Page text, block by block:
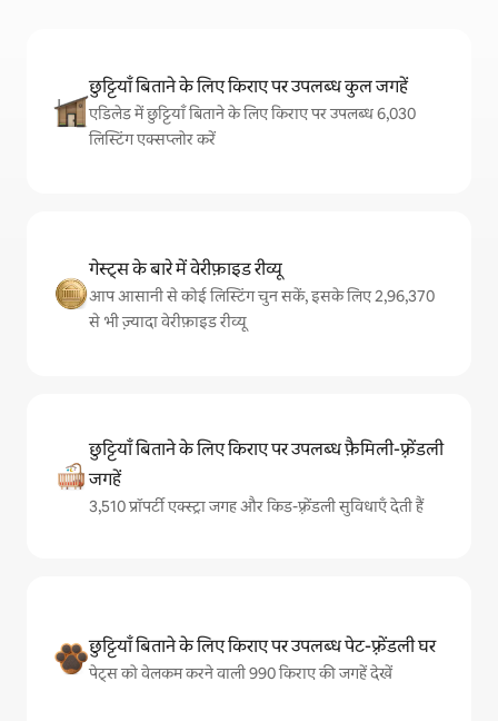
छुट्टियाँ बिताने के लिए किराए पर उपलब्ध कुल जगहें
एडिलेड में छुट्टियाँ बिताने के लिए किराए पर उपलब्ध 6,030
लिस्टिंग एक्सप्लोर करें
गेस्ट्स के बारे में वेरीफ़ाइड रीव्यू
आप आसानी से कोई लिस्टिंग चुन सकें, इसके लिए 2,96,370
से भी ज़्यादा वेरीफ़ाइड रीव्यू
छुट्टियाँ बिताने के लिए किराए पर उपलब्ध फ़ैमिली-फ़्रेंडली
जगहें
3,510 प्रॉपर्टी एक्स्ट्रा जगह और किड-फ़्रेंडली सुविधाएँ देती हैं
छुट्टियाँ बिताने के लिए किराए पर उपलब्ध पेट-फ़्रेंडली घर
पेट्स को वेलकम करने वाली 990 किराए की जगहें देखें